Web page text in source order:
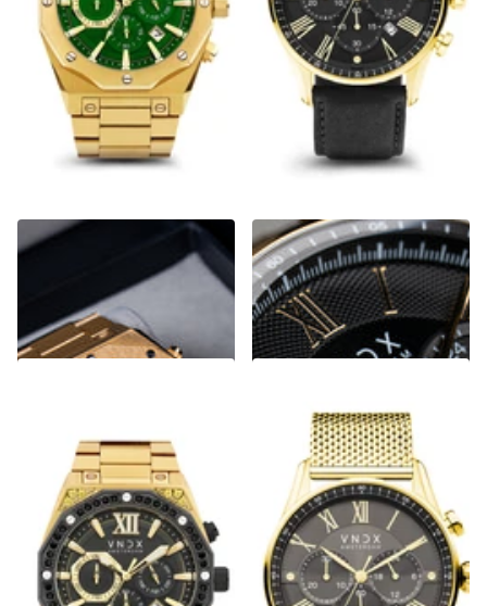
Wise Man Steel Goud Groen
The Chief Goud Leder Zwart
€299,00